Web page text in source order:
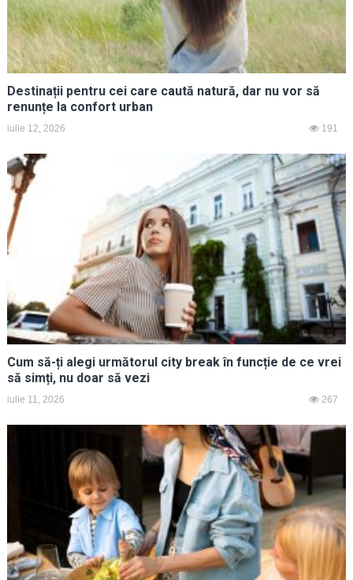
Destinații pentru cei care caută natură, dar nu vor să
renunțe la confort urban
iulie 12, 2026 191
Cum să-ți alegi următorul city break în funcție de ce vrei
să simți, nu doar să vezi
iulie 11, 2026 267